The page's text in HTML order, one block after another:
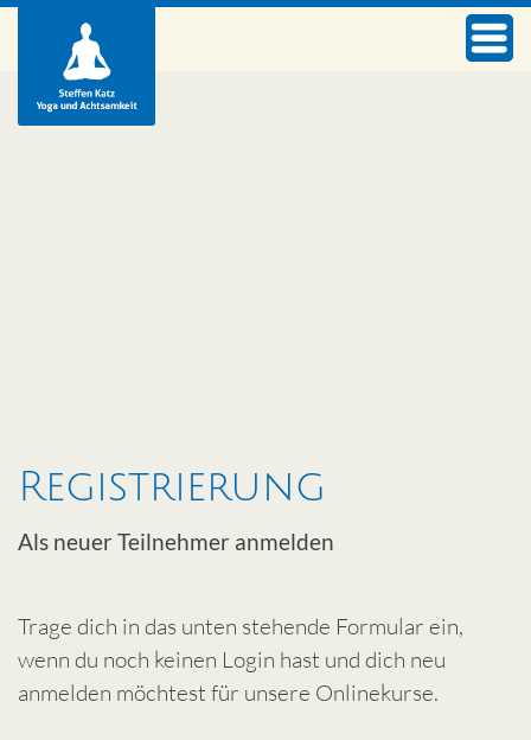
Registrierung
Als neuer Teilnehmer anmelden
Trage dich in das unten stehende Formular ein,
wenn du noch keinen Login hast und dich neu
anmelden möchtest für unsere Onlinekurse.